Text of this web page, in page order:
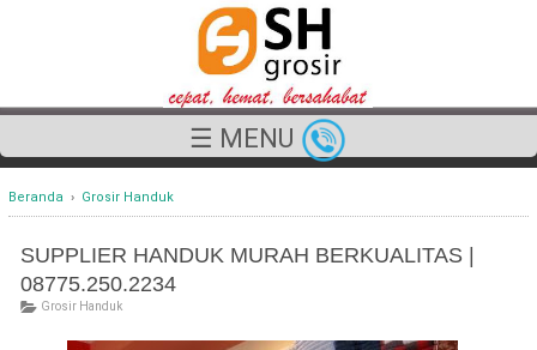
☰ MENU
Beranda › Grosir Handuk
SUPPLIER HANDUK MURAH BERKUALITAS |
08775.250.2234
Grosir Handuk